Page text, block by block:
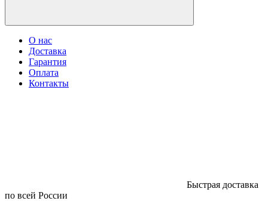
О нас
Доставка
Гарантия
Оплата
Контакты
Быстрая доставка
по всей России